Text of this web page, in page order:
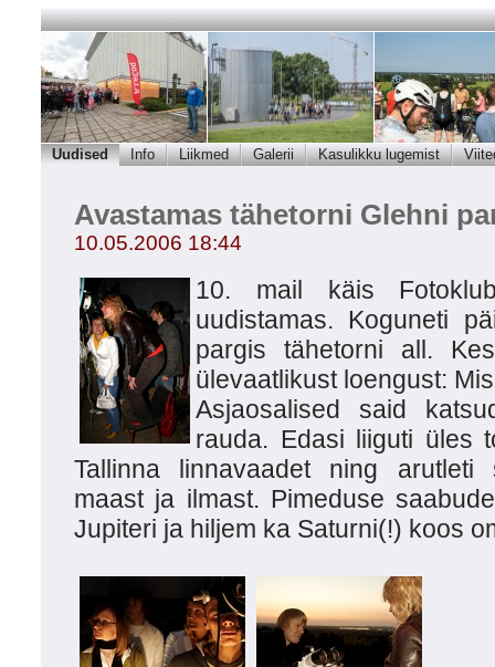
Uudised Info Liikmed Galerii Kasulikku lugemist
Avastamas tähetorni Glehni
10.05.2006 18:44
10. mail käis
uudistamas. Koguneti
pargis tähetorni all.
ülevaatlikust loengust:
Asjaosalised said
rauda. Edasi liiguti üles
Tallinna linnavaadet ning arutleti
maast ja ilmast. Pimeduse
Jupiteri ja hiljem ka Saturni(!) koos